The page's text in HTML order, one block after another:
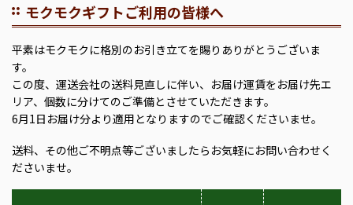
モクモクギフトご利用の皆様へ
平素はモクモクに格別のお引き立てを賜りありがとうございま
す。
この度、運送会社の送料見直しに伴い、お届け運賃をお届け先エ
リア、個数に分けてのご準備とさせていただきます。
6月1日お届け分より適用となりますのでご確認くださいませ。
送料、その他ご不明点等ございましたらお気軽にお問い合わせく
ださいませ。